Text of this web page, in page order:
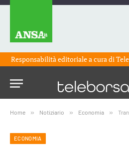
Responsabilità editoriale a cura di
Home » Notiziario » Economia »
ECONOMIA